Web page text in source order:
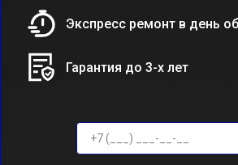
Экспресс ремонт в день
Гарантия до 3-х лет